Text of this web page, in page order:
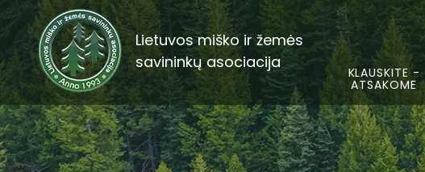
Lietuvos miško ir žemės
savininkų asociacija
KLAUSKITE -
ATSAKOME